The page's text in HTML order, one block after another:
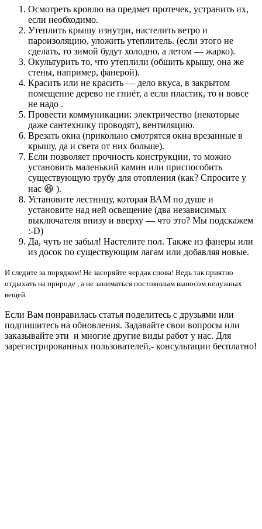
Осмотреть кровлю на предмет протечек, устранить их,
если необходимо.
Утеплить крышу изнутри, настелить ветро и
пароизоляцию, уложить утеплитель. (если этого не
сделать, то зимой будут холодно, а летом — жарко).
Окультурить то, что утеплили (обшить крышу, она же
стены, например, фанерой).
Красить или не красить — дело вкуса, в закрытом
помещение дерево не гниёт, а если пластик, то и вовсе
не надо .
Провести коммуникации: электричество (некоторые
даже сантехнику проводят), вентиляцию.
Врезать окна (прикольно смотрятся окна врезанные в
крышу, да и света от них больше).
Если позволяет прочность конструкции, то можно
установить маленький камин или приспособить
существующую трубу для отопления (как? Спросите у
нас 😆 ).
Установите лестницу, которая ВАМ по душе и
установите над ней освещение (два независимых
выключателя внизу и вверху — что это? Мы подскажем
:-D)
Да, чуть не забыл! Настелите пол. Также из фанеры или
из досок по существующим лагам или добавляя новые.
И следите за порядком! Не засоряйте чердак снова! Ведь так приятно
отдыхать на природе , а не заниматься постоянным выносом ненужных
вещей.
Если Вам понравилась статья поделитесь с друзьями или
подпишитесь на обновления. Задавайте свои вопросы или
заказывайте эти и многие другие виды работ у нас. Для
зарегистрированных пользователей,- консультации бесплатно!